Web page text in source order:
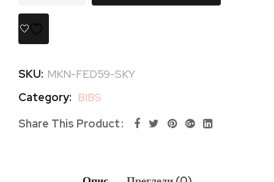
SKU: MKN-FED59-SKY
Category: BIBS
Share This Product